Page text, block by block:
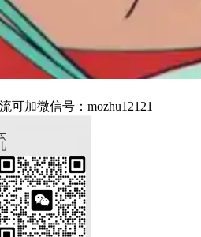
可加微信号：mozhu12121